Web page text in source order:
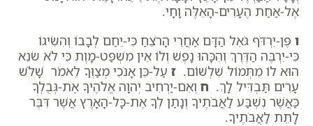
אֶל-אַחַת הֶעָרִים-הָאֵלֶּה וָחָי.
ו פֶּן-יִרְדֹּף גֹּאֵל הַדָּם אַחֲרֵי הָרֹצֵחַ כִּי-יֵחַם לְבָבוֹ וְהִשִּׂיגוֹ
כִּי-יִרְבֶּה הַדֶּרֶךְ וְהִכָּהוּ נָפֶשׁ וְלוֹ אֵין מִשְׁפַּט-מָוֶת כִּי לֹא שֹׂנֵא
הוּא לוֹ מִתְּמוֹל שִׁלְשׁוֹם. ז עַל-כֵּן אָנֹכִי מְצַוְּךָ לֵאמֹר שָׁלֹשׁ
עָרִים תַּבְדִּיל לָךְ. ח וְאִם-יַרְחִיב יְהוָה אֱלֹהֶיךָ אֶת-גְּבֻלְךָ
כַּאֲשֶׁר נִשְׁבַּע לַאֲבֹתֶיךָ וְנָתַן לְךָ אֶת-כָּל-הָאָרֶץ אֲשֶׁר דִּבֶּר
לָתֵת לַאֲבֹתֶיךָ.